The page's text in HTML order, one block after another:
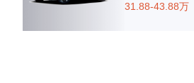
31.88-43.88万